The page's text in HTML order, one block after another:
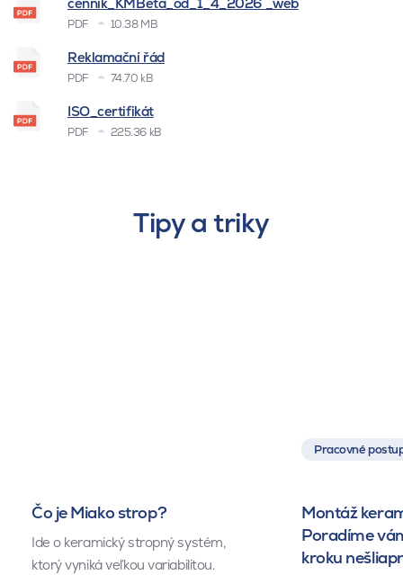
PDF 10.38 MB
Reklamační řád
PDF 74.70 kB
ISO_certifikát
PDF 225.36 kB
Tipy a triky
Čo je Miako strop?
Ide o keramický stropný systém,
ktorý vyniká veľkou variabilitou.
Pracovné
Montáž
Poradíme
kroku